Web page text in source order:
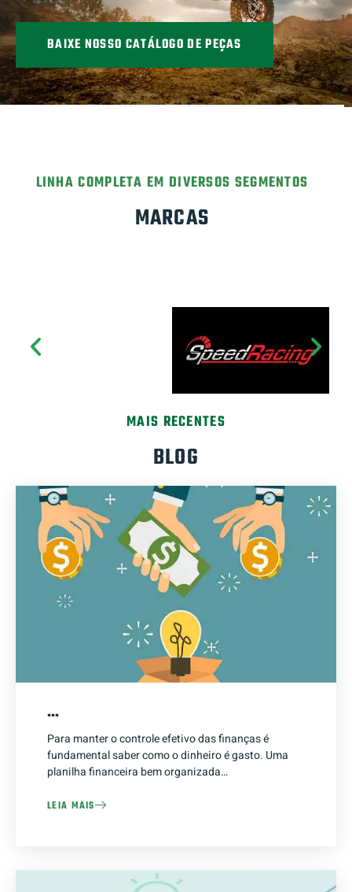
BAIXE NOSSO CATÁLOGO DE PEÇAS
LINHA COMPLETA EM DIVERSOS SEGMENTOS
MARCAS
MAIS RECENTES
BLOG
…
Para manter o controle efetivo das finanças é
fundamental saber como o dinheiro é gasto. Uma
planilha financeira bem organizada…
LEIA MAIS